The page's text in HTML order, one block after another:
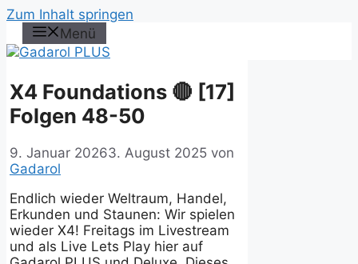
Zum Inhalt springen
Menü
X4 Foundations 🔴 [17]
Folgen 48-50
9. Januar 20263. August 2025 von
Gadarol
Endlich wieder Weltraum, Handel,
Erkunden und Staunen: Wir spielen
wieder X4! Freitags im Livestream
und als Live Lets Play hier auf